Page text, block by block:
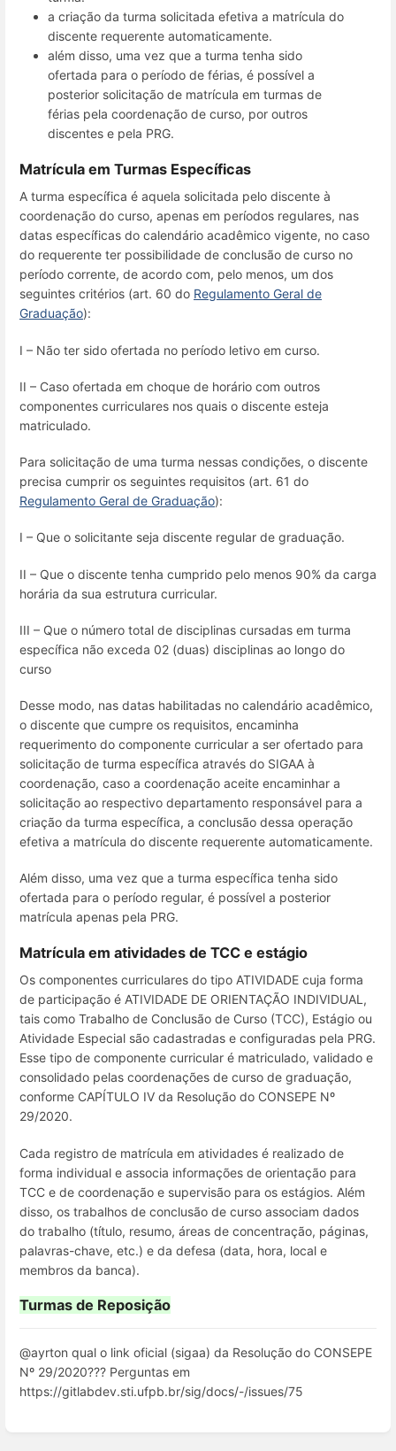
a criação da turma solicitada efetiva a matrícula do
discente requerente automaticamente.
além disso, uma vez que a turma tenha sido
ofertada para o período de férias, é possível a
posterior solicitação de matrícula em turmas de
férias pela coordenação de curso, por outros
discentes e pela PRG.
Matrícula em Turmas Específicas
A turma específica é aquela solicitada pelo discente à
coordenação do curso, apenas em períodos regulares, nas
datas específicas do calendário acadêmico vigente, no caso
do requerente ter possibilidade de conclusão de curso no
período corrente, de acordo com, pelo menos, um dos
seguintes critérios (art. 60 do Regulamento Geral de
Graduação):
I – Não ter sido ofertada no período letivo em curso.
II – Caso ofertada em choque de horário com outros
componentes curriculares nos quais o discente esteja
matriculado.
Para solicitação de uma turma nessas condições, o discente
precisa cumprir os seguintes requisitos (art. 61 do
Regulamento Geral de Graduação):
I – Que o solicitante seja discente regular de graduação.
II – Que o discente tenha cumprido pelo menos 90% da carga
horária da sua estrutura curricular.
III – Que o número total de disciplinas cursadas em turma
específica não exceda 02 (duas) disciplinas ao longo do
curso
Desse modo, nas datas habilitadas no calendário acadêmico,
o discente que cumpre os requisitos, encaminha
requerimento do componente curricular a ser ofertado para
solicitação de turma específica através do SIGAA à
coordenação, caso a coordenação aceite encaminhar a
solicitação ao respectivo departamento responsável para a
criação da turma específica, a conclusão dessa operação
efetiva a matrícula do discente requerente automaticamente.
Além disso, uma vez que a turma específica tenha sido
ofertada para o período regular, é possível a posterior
matrícula apenas pela PRG.
Matrícula em atividades de TCC e estágio
Os componentes curriculares do tipo ATIVIDADE cuja forma
de participação é ATIVIDADE DE ORIENTAÇÃO INDIVIDUAL,
tais como Trabalho de Conclusão de Curso (TCC), Estágio ou
Atividade Especial são cadastradas e configuradas pela PRG.
Esse tipo de componente curricular é matriculado, validado e
consolidado pelas coordenações de curso de graduação,
conforme CAPÍTULO IV da Resolução do CONSEPE Nº
29/2020.
Cada registro de matrícula em atividades é realizado de
forma individual e associa informações de orientação para
TCC e de coordenação e supervisão para os estágios. Além
disso, os trabalhos de conclusão de curso associam dados
do trabalho (título, resumo, áreas de concentração, páginas,
palavras-chave, etc.) e da defesa (data, hora, local e
membros da banca).
Turmas de Reposição
@ayrton qual o link oficial (sigaa) da Resolução do CONSEPE
Nº 29/2020??? Perguntas em
https://gitlabdev.sti.ufpb.br/sig/docs/-/issues/75